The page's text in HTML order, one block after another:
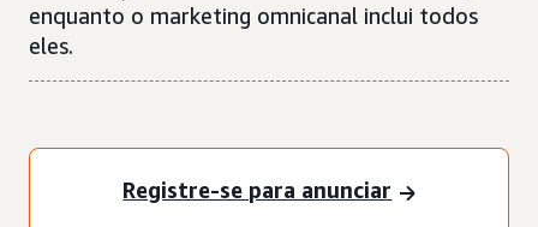
enquanto o marketing omnicanal inclui todos
eles.
Registre-se para anunciar